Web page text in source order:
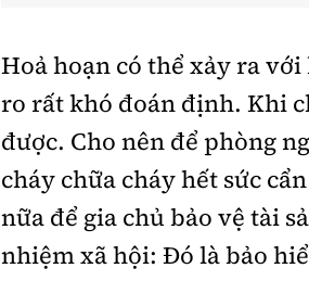
Hoả hoạn có thể xảy ra
ro rất khó đoán định. Khi
được. Cho nên để phòng
cháy chữa cháy hết sức
nữa để gia chủ bảo vệ tài
nhiệm xã hội: Đó là bảo